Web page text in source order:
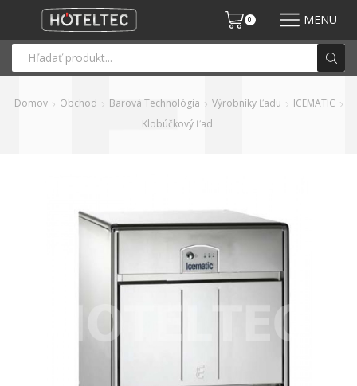
0 MENU
Domov Obchod Barová Technológia Výrobníky Ľadu
ICEMATIC
Klobúčkový Ľad